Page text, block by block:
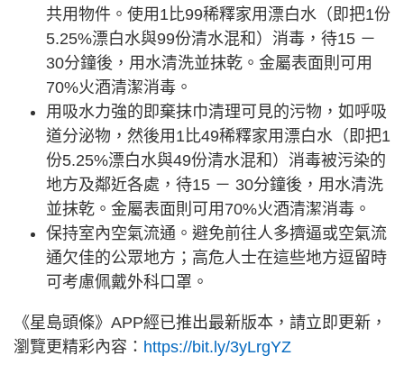
共用物件。使用1比99稀釋家用漂白水（即把1份
5.25%漂白水與99份清水混和）消毒，待15 －
30分鐘後，用水清洗並抹乾。金屬表面則可用
70%火酒清潔消毒。
用吸水力強的即棄抹巾清理可見的污物，如呼吸
道分泌物，然後用1比49稀釋家用漂白水（即把1
份5.25%漂白水與49份清水混和）消毒被污染的
地方及鄰近各處，待15 － 30分鐘後，用水清洗
並抹乾。金屬表面則可用70%火酒清潔消毒。
保持室內空氣流通。避免前往人多擠逼或空氣流
通欠佳的公眾地方；高危人士在這些地方逗留時
可考慮佩戴外科口罩。
《星島頭條》APP經已推出最新版本，請立即更新，
瀏覽更精彩內容： https://bit.ly/3yLrgYZ